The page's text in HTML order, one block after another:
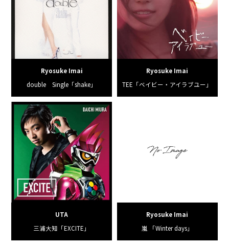
Ryosuke Imai
double Single「shake」
Ryosuke Imai
TEE「ベイビー・アイラブユー」
UTA
三浦大知「EXCITE」
Ryosuke Imai
嵐 「Winter days」